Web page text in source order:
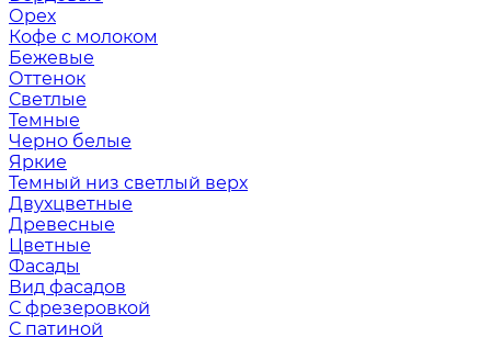
Орех
Кофе с молоком
Бежевые
Оттенок
Светлые
Темные
Черно белые
Яркие
Темный низ светлый верх
Двухцветные
Древесные
Цветные
Фасады
Вид фасадов
С фрезеровкой
С патиной